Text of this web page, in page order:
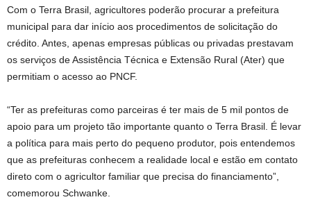
Com o Terra Brasil, agricultores poderão procurar a prefeitura
municipal para dar início aos procedimentos de solicitação do
crédito. Antes, apenas empresas públicas ou privadas prestavam
os serviços de Assistência Técnica e Extensão Rural (Ater) que
permitiam o acesso ao PNCF.
“Ter as prefeituras como parceiras é ter mais de 5 mil pontos de
apoio para um projeto tão importante quanto o Terra Brasil. É levar
a política para mais perto do pequeno produtor, pois entendemos
que as prefeituras conhecem a realidade local e estão em contato
direto com o agricultor familiar que precisa do financiamento”,
comemorou Schwanke.